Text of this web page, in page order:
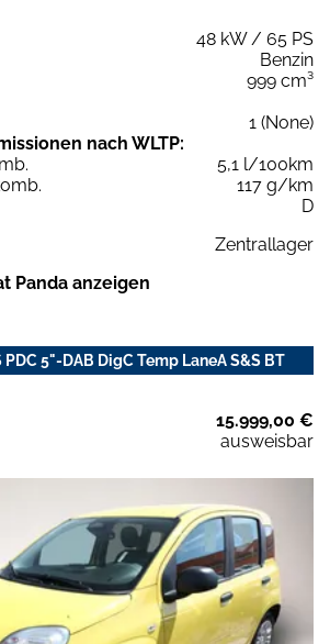
48 kW / 65 PS
Benzin
999 cm³
1 (None)
nach WLTP:
5,1 l/100km
117 g/km
D
Zentrallager
Panda anzeigen
PDC 5"-DAB DigC Temp LaneA S&S BT
15.999,00 €
ausweisbar